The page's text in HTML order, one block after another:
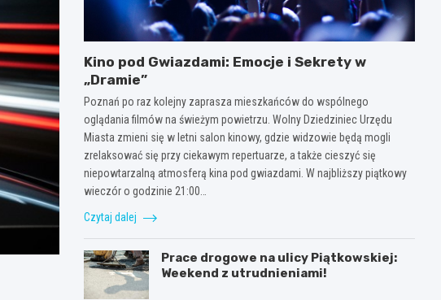
Kino pod Gwiazdami: Emocje i Sekrety w
„Dramie”
Poznań po raz kolejny zaprasza mieszkańców do wspólnego
oglądania filmów na świeżym powietrzu. Wolny Dziedziniec Urzędu
Miasta zmieni się w letni salon kinowy, gdzie widzowie będą mogli
zrelaksować się przy ciekawym repertuarze, a także cieszyć się
niepowtarzalną atmosferą kina pod gwiazdami. W najbliższy piątkowy
wieczór o godzinie 21:00…
Czytaj dalej
Prace drogowe na ulicy Piątkowskiej:
Weekend z utrudnieniami!